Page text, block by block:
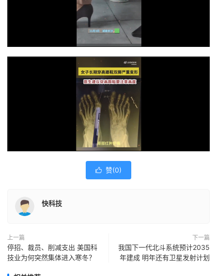
 赞(0)
快科技
上一篇
停招、裁员、削减支出 美国科
技业为何突然集体进入寒冬？
下一篇
我国下一代北斗系统预计2035
年建成 明年还有卫星发射计划